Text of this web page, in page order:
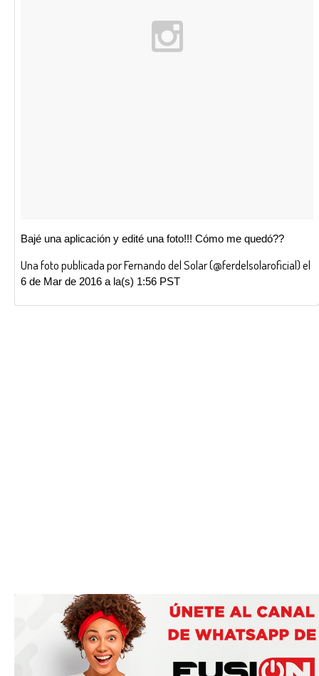
Bajé una aplicación y edité una foto!!! Cómo me quedó??
Una foto publicada por Fernando del Solar (@ferdelsolaroficial) el
6 de Mar de 2016 a la(s) 1:56 PST